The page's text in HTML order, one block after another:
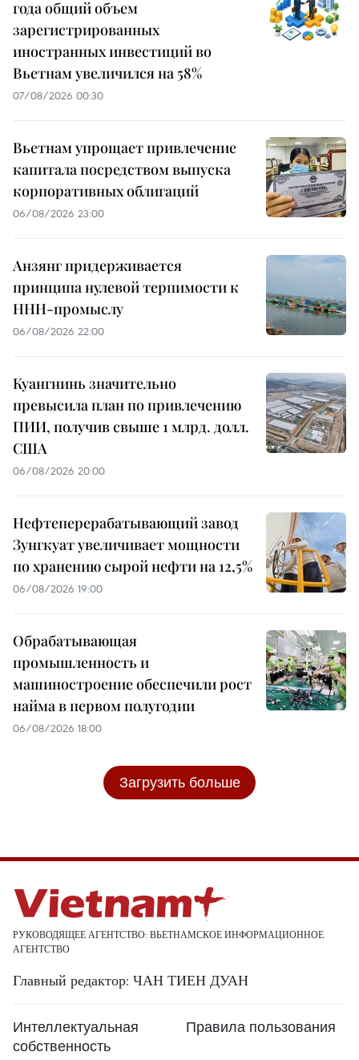
года общий объем
зарегистрированных
иностранных инвестиций во
Вьетнам увеличился на 58%
07/08/2026 00:30
Вьетнам упрощает привлечение
капитала посредством выпуска
корпоративных облигаций
06/08/2026 23:00
Анзянг придерживается
принципа нулевой терпимости к
ННН-промыслу
06/08/2026 22:00
Куангнинь значительно
превысила план по привлечению
ПИИ, получив свыше 1 млрд. долл.
США
06/08/2026 20:00
Нефтеперерабатывающий завод
Зунгкуат увеличивает мощности
по хранению сырой нефти на 12,5%
06/08/2026 19:00
Обрабатывающая
промышленность и
машиностроение обеспечили рост
найма в первом полугодии
06/08/2026 18:00
Загрузить больше
РУКОВОДЯЩЕЕ АГЕНТСТВО: ВЬЕТНАМСКОЕ ИНФОРМАЦИОННОЕ
АГЕНТСТВО
Главный редактор: ЧАН ТИЕН ДУАН
Интеллектуальная
собственность
Правила пользования